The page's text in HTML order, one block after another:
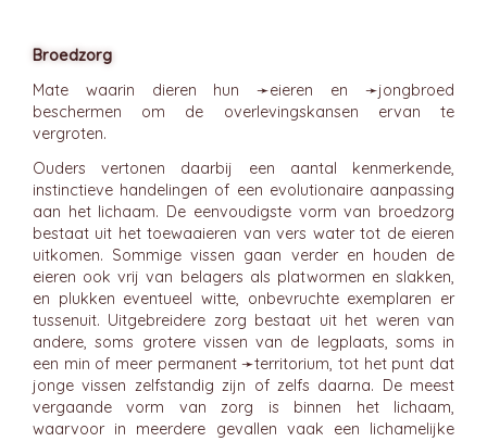
Broedzorg
Mate waarin dieren hun ➛eieren en ➛jongbroed
beschermen om de overlevingskansen ervan te
vergroten.
Ouders vertonen daarbij een aantal kenmerkende,
instinctieve handelingen of een evolutionaire aanpassing
aan het lichaam. De eenvoudigste vorm van broedzorg
bestaat uit het toewaaieren van vers water tot de eieren
uitkomen. Sommige vissen gaan verder en houden de
eieren ook vrij van belagers als platwormen en slakken,
en plukken eventueel witte, onbevruchte exemplaren er
tussenuit. Uitgebreidere zorg bestaat uit het weren van
andere, soms grotere vissen van de legplaats, soms in
een min of meer permanent ➛territorium, tot het punt dat
jonge vissen zelfstandig zijn of zelfs daarna. De meest
vergaande vorm van zorg is binnen het lichaam,
waarvoor in meerdere gevallen vaak een lichamelijke